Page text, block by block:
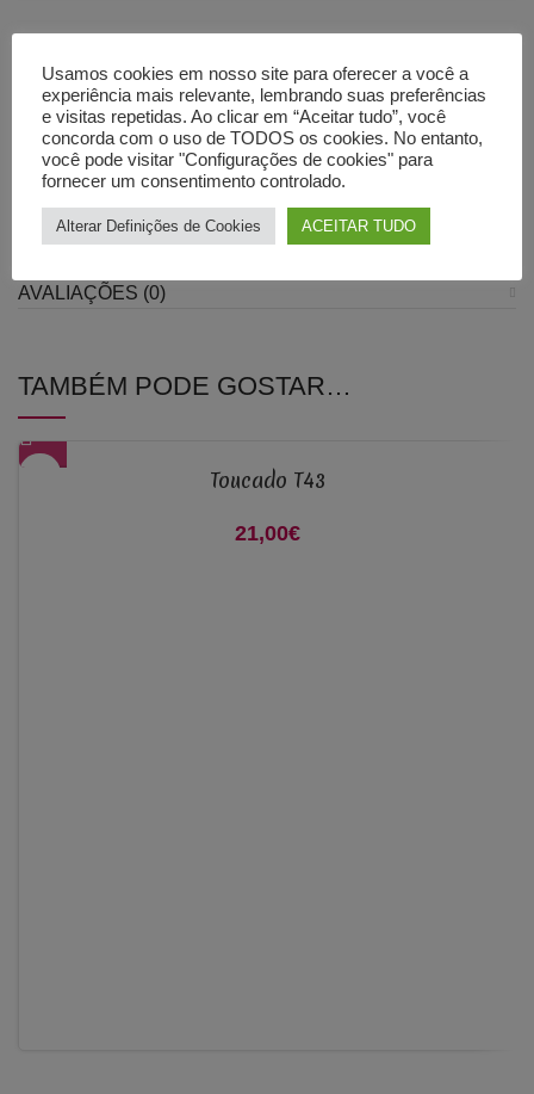
Caso tenha dúvidas sobre qual o tamanho a escolher não
hesite em escrever para o chat ou para o nosso e-mail,
teremos todo o prazer em ajudá-la a escolher o tamanho
mais adequado.
AVALIAÇÕES (0)
TAMBÉM PODE GOSTAR…
Toucado T43
21,00€
Usamos cookies em nosso site para oferecer a você a
experiência mais relevante, lembrando suas preferências
e visitas repetidas. Ao clicar em “Aceitar tudo”, você
concorda com o uso de TODOS os cookies. No entanto,
você pode visitar "Configurações de cookies" para
fornecer um consentimento controlado.
Alterar Definições de Cookies ACEITAR TUDO